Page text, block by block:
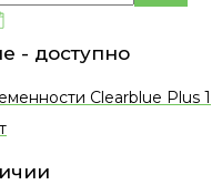
- доступно
Clearblue Plus 1